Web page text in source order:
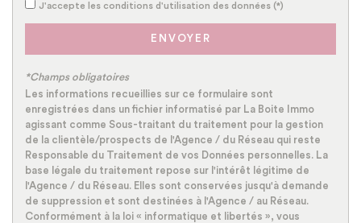
Familles sans enfant
Familles avec 1 ou 2 enfants
Maisons 100 %
Appartements
Familles avec 3 enfants 9,09 %
J'accepte les conditions d'utilisation des données (*)
ENVOYER
*Champs obligatoires
Les informations recueillies sur ce formulaire sont
enregistrées dans un fichier informatisé par La Boite Immo
agissant comme Sous-traitant du traitement pour la gestion
de la clientèle/prospects de l'Agence / du Réseau qui reste
Responsable du Traitement de vos Données personnelles. La
base légale du traitement repose sur l'intérêt légitime de
l'Agence / du Réseau. Elles sont conservées jusqu'à demande
de suppression et sont destinées à l'Agence / au Réseau.
Conformément à la loi « informatique et libertés », vous